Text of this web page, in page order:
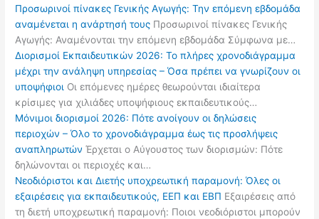
Προσωρινοί πίνακες Γενικής Αγωγής: Την επόμενη εβδομάδα
αναμένεται η ανάρτησή τους Προσωρινοί πίνακες Γενικής
Αγωγής: Αναμένονται την επόμενη εβδομάδα Σύμφωνα με…
Διορισμοί Εκπαιδευτικών 2026: Το πλήρες χρονοδιάγραμμα
μέχρι την ανάληψη υπηρεσίας – Όσα πρέπει να γνωρίζουν οι
υποψήφιοι Οι επόμενες ημέρες θεωρούνται ιδιαίτερα
κρίσιμες για χιλιάδες υποψήφιους εκπαιδευτικούς…
Μόνιμοι διορισμοί 2026: Πότε ανοίγουν οι δηλώσεις
περιοχών – Όλο το χρονοδιάγραμμα έως τις προσλήψεις
αναπληρωτών Έρχεται ο Αύγουστος των διορισμών: Πότε
δηλώνονται οι περιοχές και…
Νεοδιόριστοι και Διετής υποχρεωτική παραμονή: Όλες οι
εξαιρέσεις για εκπαιδευτικούς, ΕΕΠ και ΕΒΠ Εξαιρέσεις από
τη διετή υποχρεωτική παραμονή: Ποιοι νεοδιόριστοι μπορούν